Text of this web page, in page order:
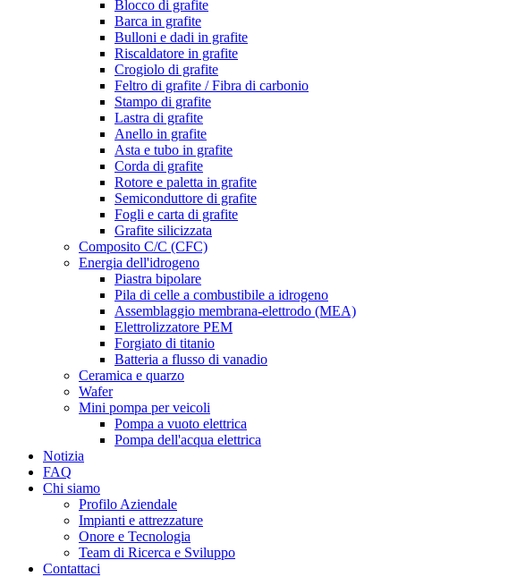
Blocco di grafite
Barca in grafite
Bulloni e dadi in grafite
Riscaldatore in grafite
Crogiolo di grafite
Feltro di grafite / Fibra di carbonio
Stampo di grafite
Lastra di grafite
Anello in grafite
Asta e tubo in grafite
Corda di grafite
Rotore e paletta in grafite
Semiconduttore di grafite
Fogli e carta di grafite
Grafite silicizzata
Composito C/C (CFC)
Energia dell'idrogeno
Piastra bipolare
Pila di celle a combustibile a idrogeno
Assemblaggio membrana-elettrodo (MEA)
Elettrolizzatore PEM
Forgiato di titanio
Batteria a flusso di vanadio
Ceramica e quarzo
Wafer
Mini pompa per veicoli
Pompa a vuoto elettrica
Pompa dell'acqua elettrica
Notizia
FAQ
Chi siamo
Profilo Aziendale
Impianti e attrezzature
Onore e Tecnologia
Team di Ricerca e Sviluppo
Contattaci